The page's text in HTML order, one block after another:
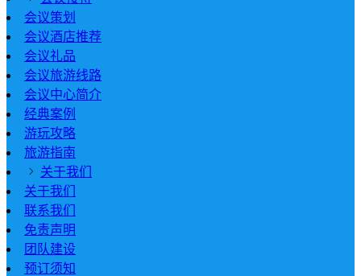
会议策划
会议酒店推荐
会议礼品
会议旅游线路
会议中心简介
经典案例
游玩攻略
旅游指南
关于我们
关于我们
联系我们
免责声明
团队建设
预订须知